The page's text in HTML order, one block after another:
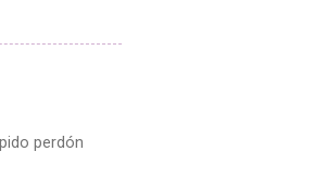
perdón